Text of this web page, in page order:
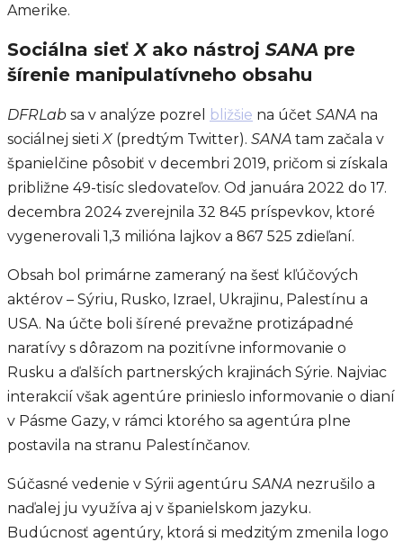
Amerike.
Sociálna sieťX ako nástroj SANA pre
šírenie manipulatívneho obsahu
DFRLab sa v analýze pozrel bližšie na účet SANA na
sociálnej sietiX (predtým Twitter). SANA tam začala v
španielčine pôsobiť v decembri 2019, pričom si získala
približne 49-tisíc sledovateľov. Od januára 2022 do 17.
decembra 2024 zverejnila 32 845 príspevkov, ktoré
vygenerovali 1,3 milióna lajkov a 867 525 zdieľaní.
Obsah bol primárne zameraný na šesť kľúčových
aktérov – Sýriu, Rusko, Izrael, Ukrajinu, Palestínu a
USA. Na účte boli šírené prevažne protizápadné
naratívy s dôrazom na pozitívne informovanie o
Rusku a ďalších partnerských krajinách Sýrie. Najviac
interakcií však agentúre prinieslo informovanie o dianí
v Pásme Gazy, v rámci ktorého sa agentúra plne
postavila na stranu Palestínčanov.
Súčasné vedenie v Sýrii agentúru SANA nezrušilo a
naďalej ju využíva aj v španielskom jazyku.
Budúcnosť agentúry, ktorá si medzitým zmenila logo